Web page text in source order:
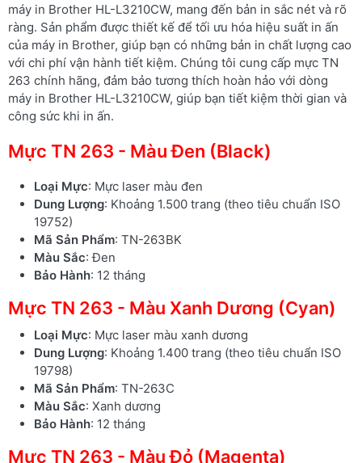
máy in Brother HL-L3210CW, mang đến bản in sắc nét và rõ
ràng. Sản phẩm được thiết kế để tối ưu hóa hiệu suất in ấn
của máy in Brother, giúp bạn có những bản in chất lượng cao
với chi phí vận hành tiết kiệm. Chúng tôi cung cấp mực TN
263 chính hãng, đảm bảo tương thích hoàn hảo với dòng
máy in Brother HL-L3210CW, giúp bạn tiết kiệm thời gian và
công sức khi in ấn.
Mực TN 263 - Màu Đen (Black)
Loại Mực: Mực laser màu đen
Dung Lượng: Khoảng 1.500 trang (theo tiêu chuẩn ISO
19752)
Mã Sản Phẩm: TN-263BK
Màu Sắc: Đen
Bảo Hành: 12 tháng
Mực TN 263 - Màu Xanh Dương (Cyan)
Loại Mực: Mực laser màu xanh dương
Dung Lượng: Khoảng 1.400 trang (theo tiêu chuẩn ISO
19798)
Mã Sản Phẩm: TN-263C
Màu Sắc: Xanh dương
Bảo Hành: 12 tháng
Mực TN 263 - Màu Đỏ (Magenta)